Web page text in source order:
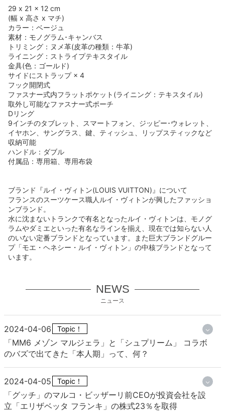
29 x 21 x 12 cm
(幅 x 高さ x マチ)
カラー：ベージュ
素材：モノグラム･キャンバス
トリミング：ヌメ革(皮革の種類：牛革)
ライニング：ストライプテキスタイル
金具(色：ゴールド)
サイドにストラップ × 4
フック開閉式
ファスナー式内フラットポケット(ライニング：テキスタイル)
取外し可能なファスナー式ポーチ
Dリング
9インチのタブレット、スマートフォン、ジッピー･ウォレット、
イヤホン、サングラス、鍵、ティッシュ、リップスティックなど
収納可能
ハンドル：ダブル
付属品：専用箱、専用布袋
ブランド『ルイ・ヴィトン(LOUIS VUITTON)』について
フランスのスーツケース職人ルイ・ヴィトンが興したファッショ
ンブランド。
水に沈まないトランクで有名となったルイ・ヴィトンは、モノグ
ラムやダミエといった有名なラインを揃え、現在では知らない人
のいない定番ブランドとなっています。また巨大ブランドグルー
プ「モエ・ヘネシー・ルイ・ヴィトン」の中核ブランドとなって
います。
NEWS
ニュース
2024-04-06 Topic！
「MM6 メゾン マルジェラ」と「シュプリーム」 コラボ
のバズで出てきた「本人期」って、何？
2024-04-05 Topic！
「グッチ」のマルコ・ビッザーリ前CEOが投資会社を設
立「エリザベッタ フランキ」の株式23％を取得